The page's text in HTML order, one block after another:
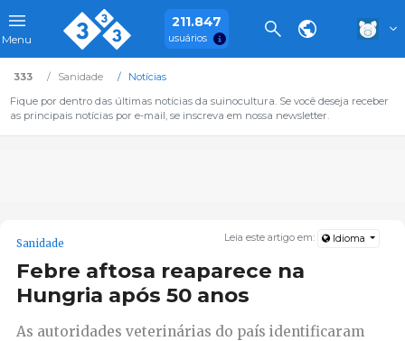
Menu
211.847
usuários
333 Sanidade
Notícias
Fique por dentro das últimas notícias da suinocultura. Se você deseja receber
as principais notícias por e-mail, se inscreva em nossa newsletter.
Leia este artigo em: Idioma
Sanidade
Febre aftosa reaparece na
Hungria após 50 anos
As autoridades veterinárias do país identificaram